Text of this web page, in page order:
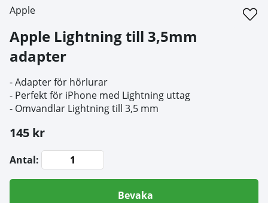
Apple
Apple Lightning till 3,5mm
adapter
- Adapter för hörlurar
- Perfekt för iPhone med Lightning uttag
- Omvandlar Lightning till 3,5 mm
145 kr
Antal:
Bevaka